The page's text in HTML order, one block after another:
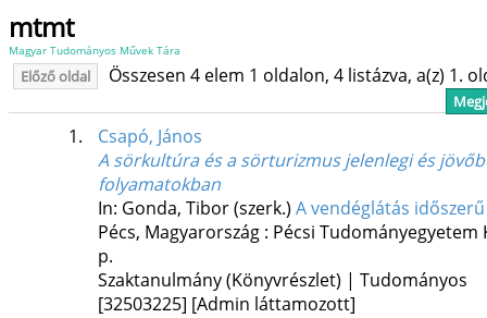
mtmt
Magyar Tudományos Művek Tára
Előző oldal Összesen 4 elem 1 oldalon, 4 listázva, a(z) 1.
1.
Csapó, János
A sörkultúra és a sörturizmus jelenlegi és
folyamatokban
In: Gonda, Tibor (szerk.) A vendéglátás
Pécs, Magyarország : Pécsi Tudományegyetem
p.
Szaktanulmány (Könyvrészlet) | Tudományos
[32503225] [Admin láttamozott]